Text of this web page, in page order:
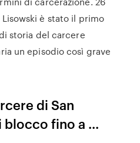
Lisowski è stato il primo
storia del carcere
un episodio così grave
di San
fino a ...